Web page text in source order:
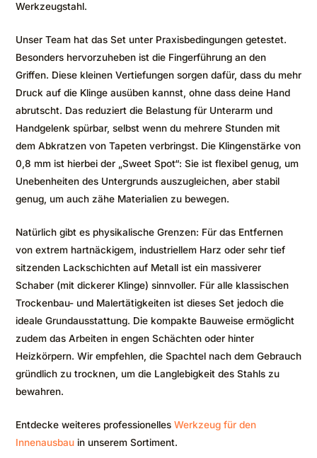
Werkzeugstahl.
Unser Team hat das Set unter Praxisbedingungen getestet.
Besonders hervorzuheben ist die Fingerführung an den
Griffen. Diese kleinen Vertiefungen sorgen dafür, dass du mehr
Druck auf die Klinge ausüben kannst, ohne dass deine Hand
abrutscht. Das reduziert die Belastung für Unterarm und
Handgelenk spürbar, selbst wenn du mehrere Stunden mit
dem Abkratzen von Tapeten verbringst. Die Klingenstärke von
0,8 mm ist hierbei der „Sweet Spot“: Sie ist flexibel genug, um
Unebenheiten des Untergrunds auszugleichen, aber stabil
genug, um auch zähe Materialien zu bewegen.
Natürlich gibt es physikalische Grenzen: Für das Entfernen
von extrem hartnäckigem, industriellem Harz oder sehr tief
sitzenden Lackschichten auf Metall ist ein massiverer
Schaber (mit dickerer Klinge) sinnvoller. Für alle klassischen
Trockenbau- und Malertätigkeiten ist dieses Set jedoch die
ideale Grundausstattung. Die kompakte Bauweise ermöglicht
zudem das Arbeiten in engen Schächten oder hinter
Heizkörpern. Wir empfehlen, die Spachtel nach dem Gebrauch
gründlich zu trocknen, um die Langlebigkeit des Stahls zu
bewahren.
Entdecke weiteres professionelles Werkzeug für den
Innenausbau in unserem Sortiment.